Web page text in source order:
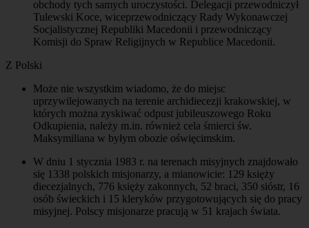
obchody tych samych uroczystości. Delegacji przewodniczył
Tulewski Koce, wiceprzewodniczący Rady Wykonawczej
Socjalistycznej Republiki Macedonii i przewodniczący
Komisji do Spraw Religijnych w Republice Macedonii.
Z Polski
Może nie wszystkim wiadomo, że do miejsc
uprzywilejowanych na terenie archidiecezji krakowskiej, w
których można zyskiwać odpust jubileuszowego Roku
Odkupienia, należy m.in. również cela śmierci św.
Maksymiliana w byłym obozie oświęcimskim.
W dniu 1 stycznia 1983 r. na terenach misyjnych znajdowało
się 1338 polskich misjonarzy, a mianowicie: 129 księży
diecezjalnych, 776 księży zakonnych, 52 braci, 350 sióstr, 16
osób świeckich i 15 kleryków przygotowujących się do pracy
misyjnej. Polscy misjonarze pracują w 51 krajach świata.